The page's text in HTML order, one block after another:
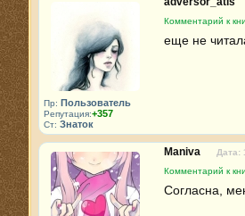
Пр: Пользователь
Репутация:+357
Ст: Знаток
Комментарий к
еще не
Maniva
Дата:
Комментарий к
Согласна,